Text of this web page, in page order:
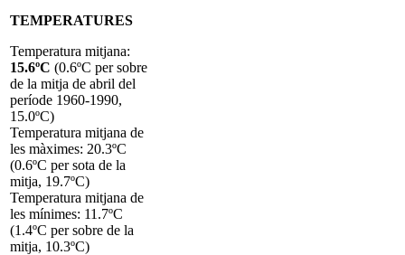
TEMPERATURES
Temperatura mitjana:
15.6ºC (0.6ºC per sobre
de la mitja de abril del
període 1960-1990,
15.0ºC)
Temperatura mitjana de
les màximes: 20.3ºC
(0.6ºC per sota de la
mitja, 19.7ºC)
Temperatura mitjana de
les mínimes: 11.7ºC
(1.4ºC per sobre de la
mitja, 10.3ºC)